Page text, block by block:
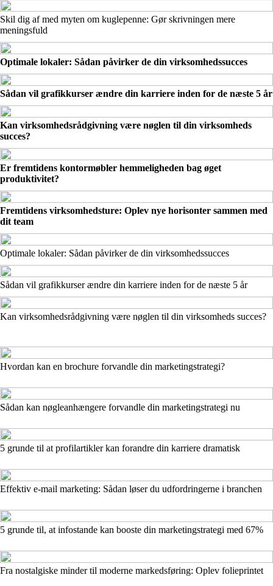
Skil dig af med myten om kuglepenne: Gør skrivningen mere
meningsfuld
Optimale lokaler: Sådan påvirker de din virksomhedssucces
Sådan vil grafikkurser ændre din karriere inden for de næste 5 år
Kan virksomhedsrådgivning være nøglen til din virksomheds
succes?
Er fremtidens kontormøbler hemmeligheden bag øget
produktivitet?
Fremtidens virksomhedsture: Oplev nye horisonter sammen med
dit team
Optimale lokaler: Sådan påvirker de din virksomhedssucces
Sådan vil grafikkurser ændre din karriere inden for de næste 5 år
Kan virksomhedsrådgivning være nøglen til din virksomheds succes?
Hvordan kan en brochure forvandle din marketingstrategi?
Sådan kan nøgleanhængere forvandle din marketingstrategi nu
5 grunde til at profilartikler kan forandre din karriere dramatisk
Effektiv e-mail marketing: Sådan løser du udfordringerne i branchen
5 grunde til, at infostande kan booste din marketingstrategi med 67%
Fra nostalgiske minder til moderne markedsføring: Oplev folieprintet